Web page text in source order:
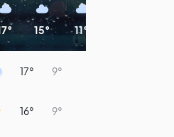
15° 11°
17° 9°
16° 9°